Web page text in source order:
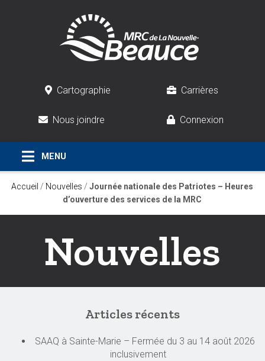
Cartographie Carrières
Nous joindre Connexion
Accueil / Nouvelles /Journée nationale des Patriotes – Heures
d’ouverture des services de la MRC
Nouvelles
Articles récents
SAAQ à Sainte-Marie – Fermée du 3 au 14 août 2026
inclusivement